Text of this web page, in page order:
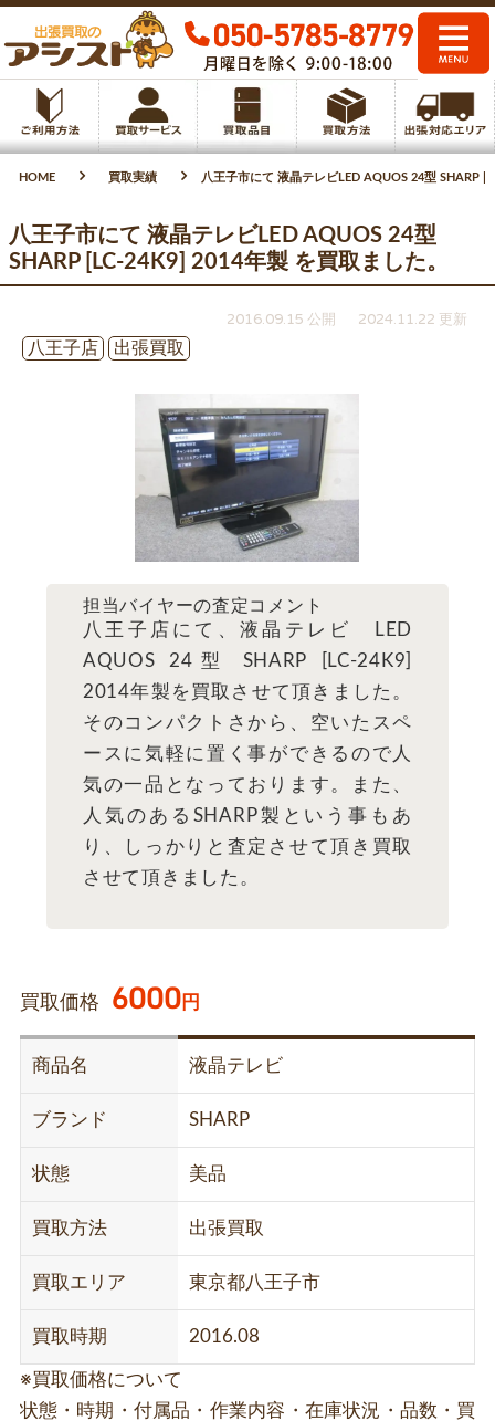
HOME 買取実績 八王子市にて 液晶テレビLED AQUOS 24型 SHARP
八王子市にて 液晶テレビLED AQUOS 24型
SHARP [LC-24K9] 2014年製 を買取ました。
2016.09.15 公開
2024.11.22 更新
八王子店
出張買取
担当バイヤーの査定コメント
八王子店にて、液晶テレビ LED
AQUOS 24型 SHARP [LC-24K9]
2014年製を買取させて頂きました。
そのコンパクトさから、空いたスペ
ースに気軽に置く事ができるので人
気の一品となっております。また、
人気のあるSHARP製という事もあ
り、しっかりと査定させて頂き買取
させて頂きました。
買取価格 6000円
商品名 液晶テレビ
ブランド SHARP
状態 美品
買取方法 出張買取
買取エリア 東京都八王子市
買取時期 2016.08
※買取価格について
状態・時期・付属品・作業内容・在庫状況・品数・買